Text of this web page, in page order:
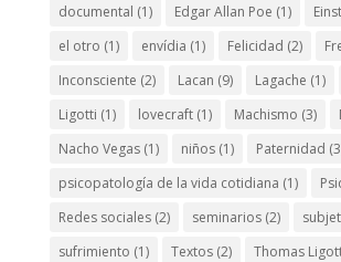
documental (1) Edgar Allan Poe (1)
el otro (1) envídia (1) Felicidad (2)
Inconsciente (2) Lacan (9) Lagache (1)
Ligotti (1) lovecraft(1) Machismo (3)
Nacho Vegas(1) niños(1) Paternidad
psicopatología de la vida cotidiana (1)
Redes sociales(2) seminarios(2)
sufrimiento (1) Textos(2) Thomas